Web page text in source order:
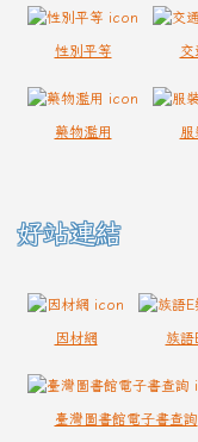
性別平等 交
藥物濫用 服
好站連結
因材網 族語
臺灣圖書館電子書查詢